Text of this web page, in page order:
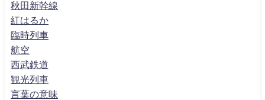
秋田新幹線
紅はるか
臨時列車
航空
西武鉄道
観光列車
言葉の意味